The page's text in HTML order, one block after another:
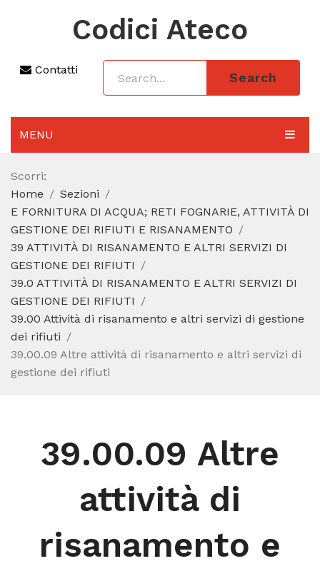
Codici Ateco
Contatti
Search
MENU
AGGIORNAMENTO 2025
SEZIONI
CODICE ATECO A COSA SERVE
CODICE FISCALE
Scorri:
Home
Sezioni
E FORNITURA DI ACQUA; RETI FOGNARIE, ATTIVITÀ DI
GESTIONE DEI RIFIUTI E RISANAMENTO
39 ATTIVITÀ DI RISANAMENTO E ALTRI SERVIZI DI
GESTIONE DEI RIFIUTI
39.0 ATTIVITÀ DI RISANAMENTO E ALTRI SERVIZI DI
GESTIONE DEI RIFIUTI
39.00 Attività di risanamento e altri servizi di gestione
dei rifiuti
39.00.09 Altre attività di risanamento e altri servizi di
gestione dei rifiuti
39.00.09 Altre
attività di
risanamento e